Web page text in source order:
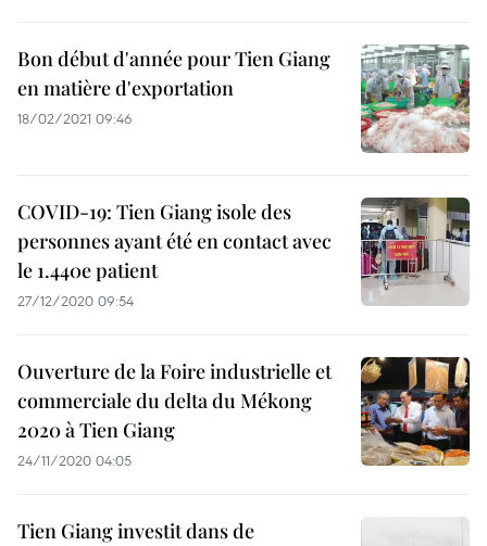
Bon début d'année pour Tien Giang
en matière d'exportation
18/02/2021 09:46
COVID-19: Tien Giang isole des
personnes ayant été en contact avec
le 1.440e patient
27/12/2020 09:54
Ouverture de la Foire industrielle et
commerciale du delta du Mékong
2020 à Tien Giang
24/11/2020 04:05
Tien Giang investit dans de